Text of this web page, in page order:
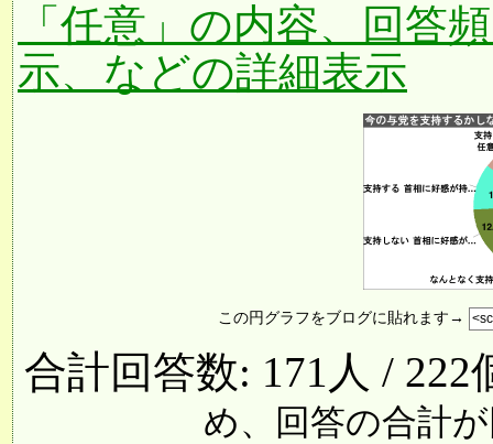
「任意」の内容、回答
示、などの詳細表示
この円グラフをブログに貼れます→
合計回答数: 171人 / 222
め、回答の合計